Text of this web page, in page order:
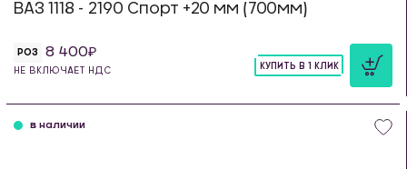
ВАЗ 1118 - 2190 Спорт +20 мм (700мм)
РОЗ 8 400
НЕ ВКЛЮЧАЕТ НДС
КУПИТЬ В 1 КЛИК
в наличии